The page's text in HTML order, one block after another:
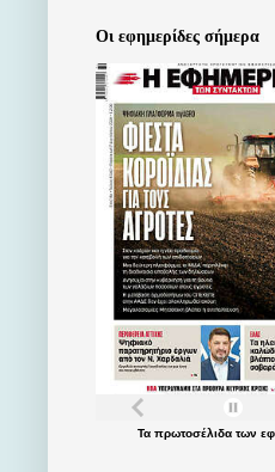
Οι εφημερίδες σήμερα
Τα πρωτοσέλιδατων